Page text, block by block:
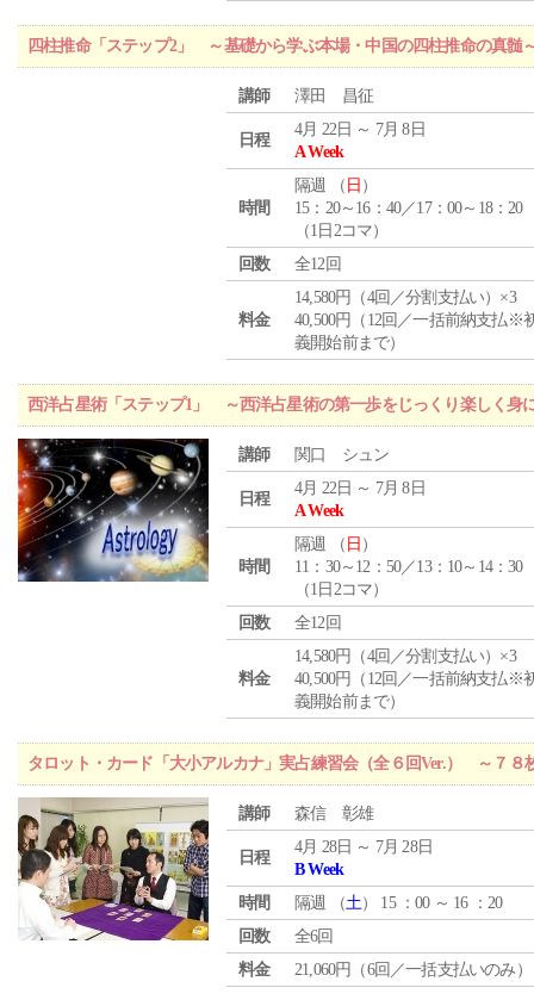
四柱推命「ステップ2」 ～基礎から学ぶ本場・中国の四柱推命の真髄
講師 澤田 昌征
日程
4月 22日 ～ 7月 8日
A Week
時間
隔週 （ 日 ）
15：20～16：40／17：00～18：20
（1日2コマ）
回数
全12回
料金
14,580円（4回／分割支払い）×3
40,500円（12回／一括前納支払※
義開始前まで）
西洋占星術「ステップ1」 ～西洋占星術の第一歩をじっくり楽しく身
講師 関口 シュン
日程
4月 22日 ～ 7月 8日
A Week
時間
隔週 （ 日 ）
11：30～12：50／13：10～14：30
（1日2コマ）
回数
全12回
料金
14,580円（4回／分割支払い）×3
40,500円（12回／一括前納支払※
義開始前まで）
タロット・カード「大小アルカナ」実占練習会（全６回Ver.） ～７８
講師 森信 彰雄
日程
4月 28日 ～ 7月 28日
B Week
時間
隔週 （土） 15 ：00 ～ 16 ：20
回数
全6回
料金
21,060円（6回／一括支払いのみ）